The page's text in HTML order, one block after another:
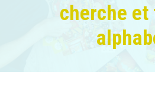
cherche et